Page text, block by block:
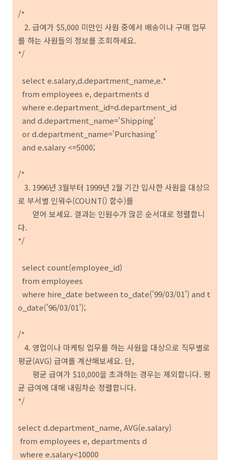
/*
2. 급여가 $5,000 미만인 사원 중에서 배송이나 구매 업무
를 하는 사원들의 정보를 조회하세요.
*/
select e.salary,d.department_name,e.*
from employees e, departments d
where e.department_id=d.department_id
and d.department_name='Shipping'
or d.department_name='Purchasing'
and e.salary <=5000;
/*
3. 1996년 3월부터 1999년 2월 기간 입사한 사원을 대상으
로 부서별 인워수(COUNT() 함수)를
얻어 보세요. 결과는 인원수가 많은 순서대로 정렬합니
다.
*/
select count(employee_id)
from employees
where hire_date between to_date('99/03/01') and t
o_date('96/03/01');
/*
4. 영업이나 마케팅 업무를 하는 사원을 대상으로 직무별로
평균(AVG) 급여를 계산해보세요. 단,
평균 급여가 $10,000을 초과하는 경우는 제외합니다. 평
균 급여에 대해 내림차순 정렬합니다.
*/
select d.department_name, AVG(e.salary)
from employees e, departments d
where e.salary<10000